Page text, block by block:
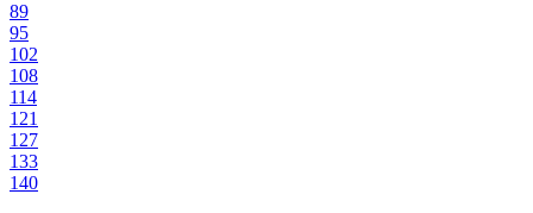
89
95
102
108
114
121
127
133
140